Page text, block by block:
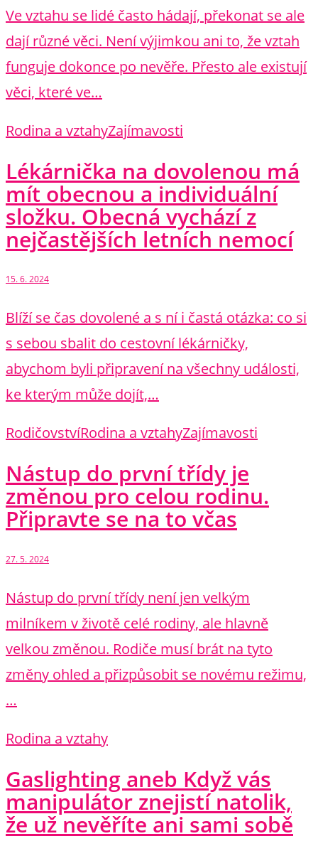
Ve vztahu se lidé často hádají, překonat se ale
dají různé věci. Není výjimkou ani to, že vztah
funguje dokonce po nevěře. Přesto ale existují
věci, které ve…
Rodina a vztahyZajímavosti
Lékárnička na dovolenou má
mít obecnou a individuální
složku. Obecná vychází z
nejčastějších letních nemocí
15. 6. 2024
Blíží se čas dovolené a s ní i častá otázka: co si
s sebou sbalit do cestovní lékárničky,
abychom byli připravení na všechny události,
ke kterým může dojít,…
RodičovstvíRodina a vztahyZajímavosti
Nástup do první třídy je
změnou pro celou rodinu.
Připravte se na to včas
27. 5. 2024
Nástup do první třídy není jen velkým
milníkem v životě celé rodiny, ale hlavně
velkou změnou. Rodiče musí brát na tyto
změny ohled a přizpůsobit se novému režimu,
…
Rodina a vztahy
Gaslighting aneb Když vás
manipulátor znejistí natolik,
že už nevěříte ani sami sobě